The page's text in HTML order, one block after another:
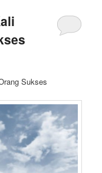
Sukses